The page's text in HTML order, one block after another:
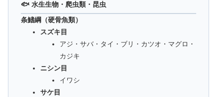
🐟 水生生物・爬虫類・昆虫
条鰭綱（硬骨魚類）
スズキ目
アジ・サバ・タイ・ブリ・カツオ・マグロ・
カジキ
ニシン目
イワシ
サケ目